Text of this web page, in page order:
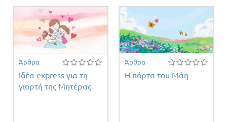
Άρθρα
Ιδέα express για τη
γιορτή της Μητέρας
Άρθρα
Η πόρτα του Μάη